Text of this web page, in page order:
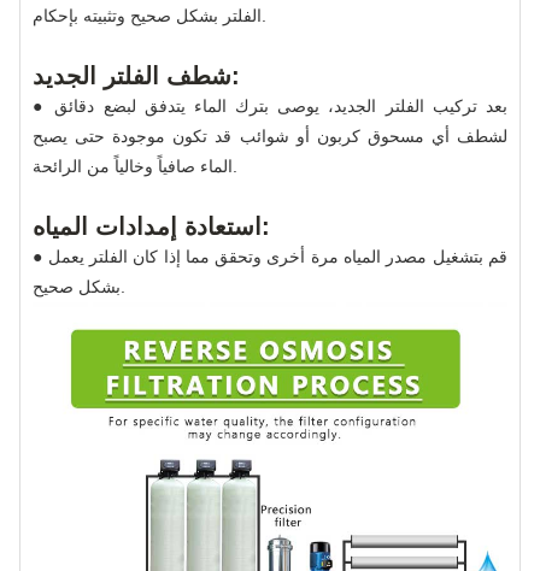
الفلتر بشكل صحيح وتثبيته بإحكام.
شطف الفلتر الجديد:
● بعد تركيب الفلتر الجديد، يوصى بترك الماء يتدفق لبضع دقائق
لشطف أي مسحوق كربون أو شوائب قد تكون موجودة حتى يصبح
الماء صافياً وخالياً من الرائحة.
استعادة إمدادات المياه:
● قم بتشغيل مصدر المياه مرة أخرى وتحقق مما إذا كان الفلتر يعمل
بشكل صحيح.